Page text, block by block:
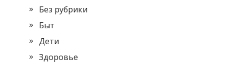
Без рубрики
Быт
Дети
Здоровье